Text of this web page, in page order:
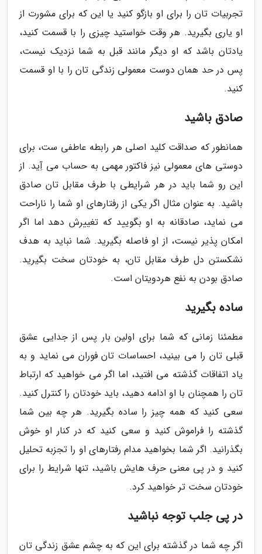
تجربیات تان را برای او بازگو کنید یا این که برای مشورت از
او یاری بگیرید. هر وقت خواستید چیزی را با قسمت کنید،
یادتان باشد که او دیگر مانند قبل به شما نزدیک نیست،
پس در حد همان دوست معمولی زندگی تان را با او قسمت
کنید.
صادق باشید
همانطور که صداقت کلید اصلی هر رابطه عاطفی ست، برای
دوستی های معمولی نیز فاکتور مهمی به حساب می آِید. از
این رو شما باید در هر شرایطی با طرف مقابل تان صادق
باشید. به عنوان مثال اگر یکی از رفتارهای او شما را ناراحت
می نماید، صادقانه به او بگویید که تغییرش دهد اما اگر
امکان پذیر نیست، از او فاصله بگیرید. شما نباید به هدف
نشکستن دل طرف مقابل تان، به خودتان سخت بگیرید.
صادق بودن به نفع هردویتان است.
ساده بگیرید
مطمئنا زمانی که شما برای اولین بار پس از جدایی عشق
قبلی تان را می بینید، احساسات تان فوران می نماید و به
یاد اتفاقات گذشته می افتید، اما اگر می خواهید که ارتباط
تان را همچنان با او ادامه دهید، باید خودتان را کنترل کنید.
سعی کنید که همه چیز را ساده بگیرید. هر چه بین شما
گذشته را فراموش کنید و سعی کنید که در کنار او خوش
بگذرانید. اگر شما بخواهید مدام رفتارهای او را تجزبه تحلیل
کنید و در پی معنی حرف هایش باشید، تنها شرایط را برای
خودتان سخت تر خواهید کرد.
در پی جلب توجه نباشید
اگر چه شما در گذشته برای این که به چشم عشق زندگی تان